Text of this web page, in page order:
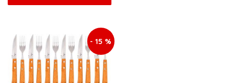
je:
46,75 KM.
- 15 %